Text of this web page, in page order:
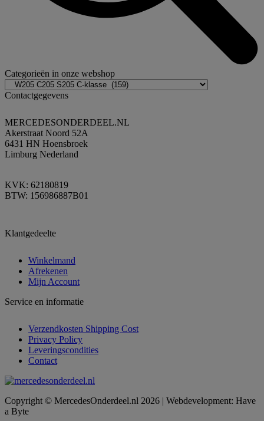
Categorieën in onze webshop
Contactgegevens
MERCEDESONDERDEEL.NL
Akerstraat Noord 52A
6431 HN Hoensbroek
Limburg Nederland
KVK: 62180819
BTW: 156986887B01
Klantgedeelte
Winkelmand
Afrekenen
Mijn Account
Service en informatie
Verzendkosten Shipping Cost
Privacy Policy
Leveringscondities
Contact
Copyright © MercedesOnderdeel.nl 2026 | Webdevelopment: Have
a Byte